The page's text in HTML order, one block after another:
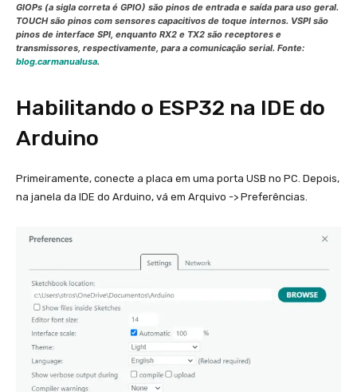
GIOPs (a sigla correta é GPIO) são pinos de entrada e saída para uso geral.
TOUCH são pinos com sensores capacitivos de toque internos. VSPI são
pinos de interface SPI, enquanto RX2 e TX2 são receptores e
transmissores, respectivamente, para a comunicação serial. Fonte:
blog.carmanualusa.
Habilitando o ESP32 na IDE do
Arduino
Primeiramente, conecte a placa em uma porta USB no PC. Depois,
na janela da IDE do Arduino, vá em Arquivo -> Preferências.